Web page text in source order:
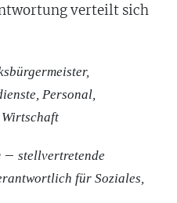
verteilt sich
Personal,
– stellvertretende
für Soziales,